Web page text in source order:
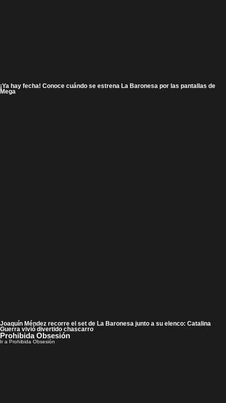
¡Ya hay fecha! Conoce cuándo se estrena La Baronesa por las pantallas de
Mega
Joaquín Méndez recorre el set de La Baronesa junto a su elenco: Catalina
Guerra vivió divertido chascarro
Prohibida Obsesión
Ir a Prohibida Obsesión